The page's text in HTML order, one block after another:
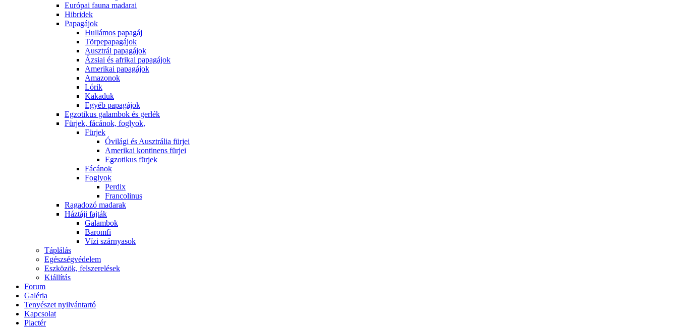
Európai fauna madarai
Hibridek
Papagájok
Hullámos papagáj
Törpepapagájok
Ausztrál papagájok
Ázsiai és afrikai papagájok
Amerikai papagájok
Amazonok
Lórik
Kakaduk
Egyéb papagájok
Egzotikus galambok és gerlék
Fürjek, fácánok, foglyok,
Fürjek
Óvilági és Ausztrália fürjei
Amerikai kontinens fürjei
Egzotikus fürjek
Fácánok
Foglyok
Perdix
Francolinus
Ragadozó madarak
Háztáji fajták
Galambok
Baromfi
Vízi szárnyasok
Táplálás
Egészségvédelem
Eszközök, felszerelések
Kiállítás
Forum
Galéria
Tenyészet nyilvántartó
Kapcsolat
Piactér